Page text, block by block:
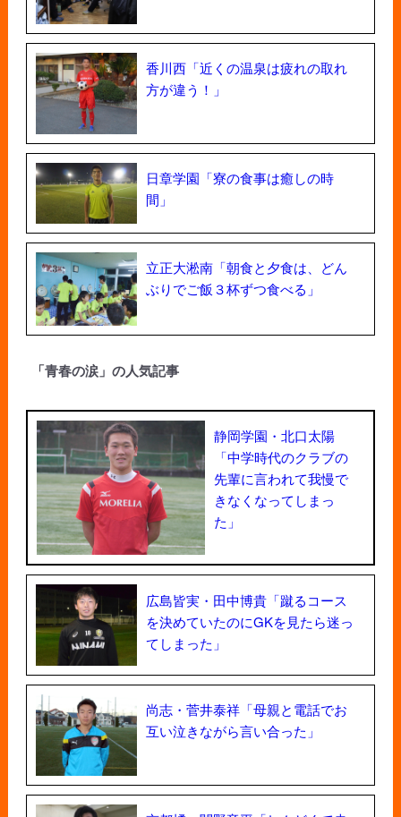
香川西「近くの温泉は疲れの取れ
方が違う！」
日章学園「寮の食事は癒しの時
間」
立正大淞南「朝食と夕食は、どん
ぶりでご飯３杯ずつ食べる」
「青春の涙」の人気記事
静岡学園・北口太陽
「中学時代のクラブの
先輩に言われて我慢で
きなくなってしまっ
た」
広島皆実・田中博貴「蹴るコース
を決めていたのにGKを見たら迷っ
てしまった」
尚志・菅井泰祥「母親と電話でお
互い泣きながら言い合った」